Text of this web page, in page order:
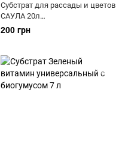
Субстрат для рассады и цветов
САУЛА 20л
(профессиональный)
200 грн